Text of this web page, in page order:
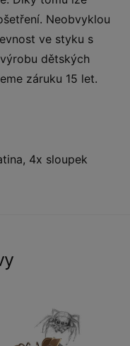
Neobvyklou
ve styku s
dětských
záruku 15 let.
4x sloupek